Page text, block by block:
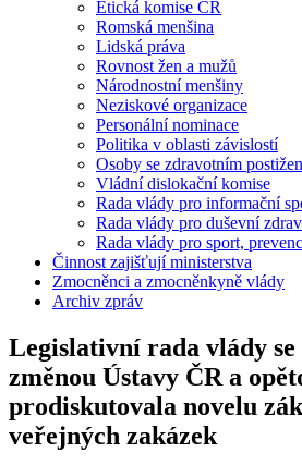
Etická komise ČR
Romská menšina
Lidská práva
Rovnost žen a mužů
Národnostní menšiny
Neziskové organizace
Personální nominace
Politika v oblasti závislostí
Osoby se zdravotním
Vládní dislokační komise
Rada vlády pro informační
Rada vlády pro duševní
Rada vlády pro sport,
Činnost zajišťují ministerstva
Zmocněnci a zmocněnkyně vlády
Archiv zpráv
Legislativní rada vlády se
změnou Ústavy ČR a
prodiskutovala novelu
veřejných zakázek